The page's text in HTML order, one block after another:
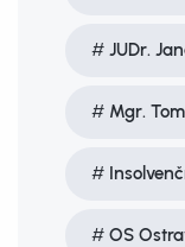
JUDr.
Mgr.
OS